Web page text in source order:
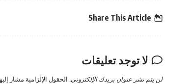
Share This Article
لا توجد تعليقات
لن يتم نشر عنوان بريدك الإلكتروني. الحقول الإلزامية مشار